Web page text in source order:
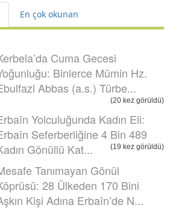
En çok okunan
Cuma Gecesi
Binlerce Mümin Hz.
Abbas (a.s.) Türbe...
(20 kez görüldü)
Yolculuğunda Kadın Eli:
Seferberliğine 4 Bin 489
Gönüllü Kat...
(19 kez görüldü)
Tanımayan Gönül
28 Ülkeden 170 Bini
Kişi Adına Erbaîn’de N...